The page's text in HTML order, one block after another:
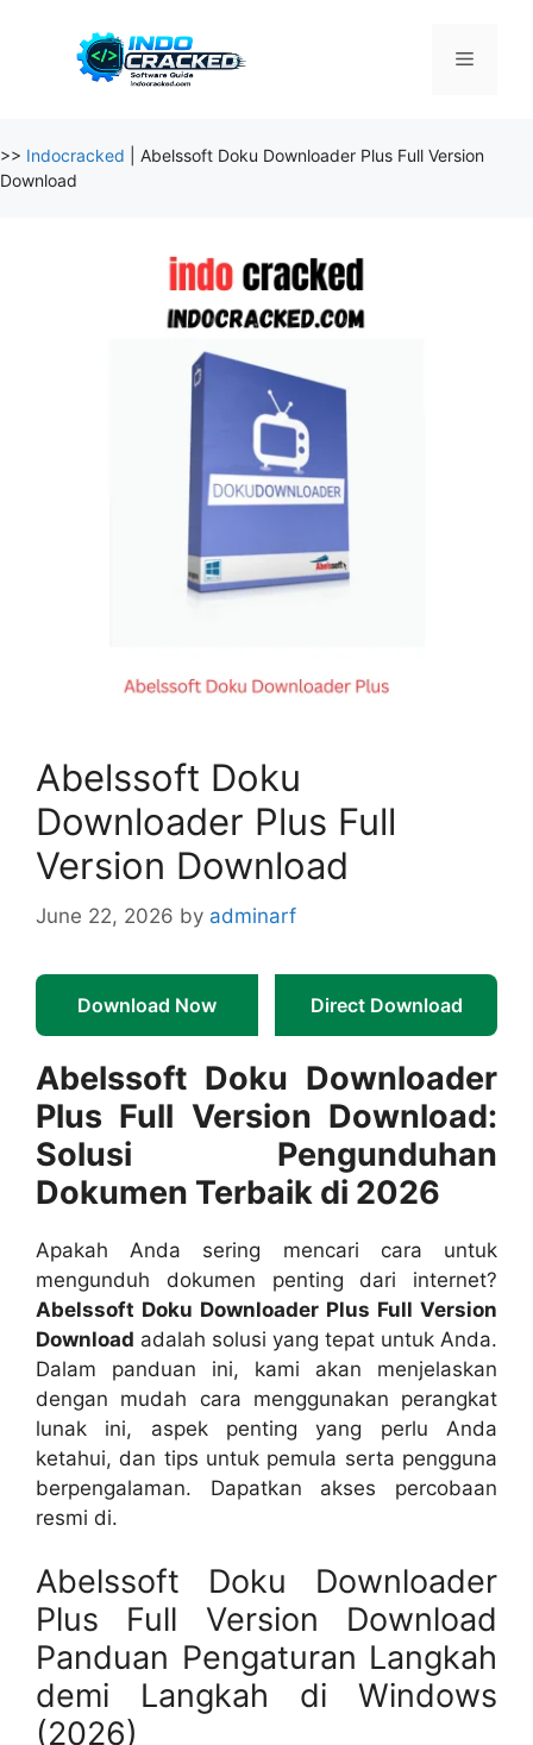
Menu
>> Indocracked
Abelssoft Doku Downloader Plus Full Version
Download
Abelssoft Doku
Downloader Plus Full
Version Download
June 22, 2026 by adminarf
Download Now Direct Download
Abelssoft Doku Downloader
Plus Full Version Download:
Solusi Pengunduhan
Dokumen Terbaik di 2026
Apakah Anda sering mencari cara untuk
mengunduh dokumen penting dari internet?
Abelssoft Doku Downloader Plus Full Version
Download adalah solusi yang tepat untuk Anda.
Dalam panduan ini, kami akan menjelaskan
dengan mudah cara menggunakan perangkat
lunak ini, aspek penting yang perlu Anda
ketahui, dan tips untuk pemula serta pengguna
berpengalaman. Dapatkan akses percobaan
resmi di.
Abelssoft Doku Downloader
Plus Full Version Download
Panduan Pengaturan Langkah
demi Langkah di Windows
(2026)